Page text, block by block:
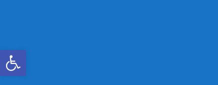
Ανοίξτε τη γραμμή εργαλείων